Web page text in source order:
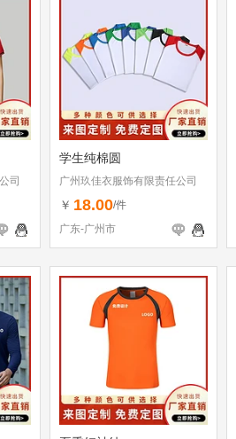
司
学生纯棉圆
广州玖佳衣服饰有限责任公司
￥ 18.00/件
广东-广州市